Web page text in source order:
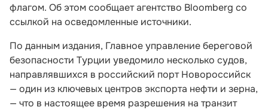
флагом. Об этом сообщает агентство Bloomberg со
ссылкой на осведомленные источники.
По данным издания, Главное управление береговой
безопасности Турции уведомило несколько судов,
направлявшихся в российский порт Новороссийск
— один из ключевых центров экспорта нефти и зерна,
— что в настоящее время разрешения на транзит